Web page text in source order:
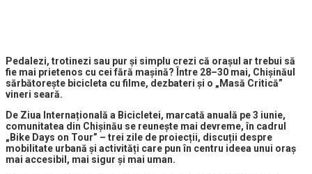
Pedalezi, trotinezi sau pur și simplu crezi că orașul ar trebui să
fie mai prietenos cu cei fără mașină? Între 28–30 mai, Chișinăul
sărbătorește bicicleta cu filme, dezbateri și o „Masă Critică”
vineri seară.
De Ziua Internațională a Bicicletei, marcată anuală pe 3 iunie,
comunitatea din Chișinău se reunește mai devreme, în cadrul
„Bike Days on Tour” – trei zile de proiecții, discuții despre
mobilitate urbană și activități care pun în centru ideea unui oraș
mai accesibil, mai sigur și mai uman.